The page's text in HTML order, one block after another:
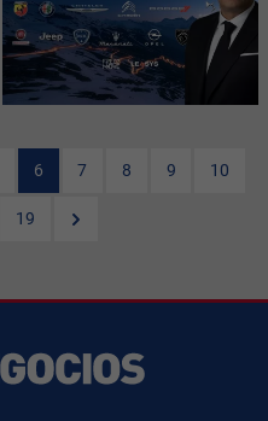
6 7 8 9 10
19